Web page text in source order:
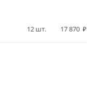
12 шт. 17 870